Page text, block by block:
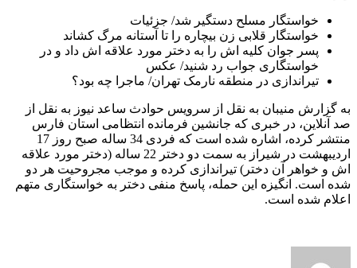
خواستگار مسلح دستگیر شد/ جزئیات
خواستگار قلابی زن بیچاره را تا آستانه مرگ کشاند
پسر جوان کلیه اش را به دختر مورد علاقه اش داد و در
خواستگاری جواب رد شنید/ عکس
تیراندازی در منطقه نارمک تهران/ ماجرا چه بود؟
به گزارش منیبان به نقل از سرویس حوادث ساعد نیوز به نقل از
صد آنلاین، در خبری که جانشین فرمانده انتظامی استان فارس
منتشر کرده، اشاره شده است که فردی 34 ساله صبح روز 17
اردیبهشت در شیراز به سمت دو دختر 22 ساله (دختر مورد علاقه
اش و خواهر آن دختر) تیراندازی کرده و موجب مجروحیت هر دو
شده است. انگیزه این حمله، پاسخ منفی دختر به خواستگاری متهم
اعلام شده است.